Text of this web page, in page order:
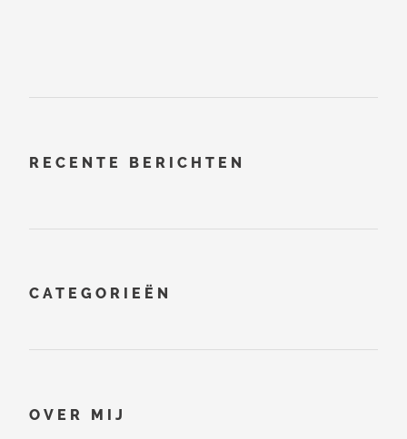
RECENTE BERICHTEN
CATEGORIEËN
OVER MIJ